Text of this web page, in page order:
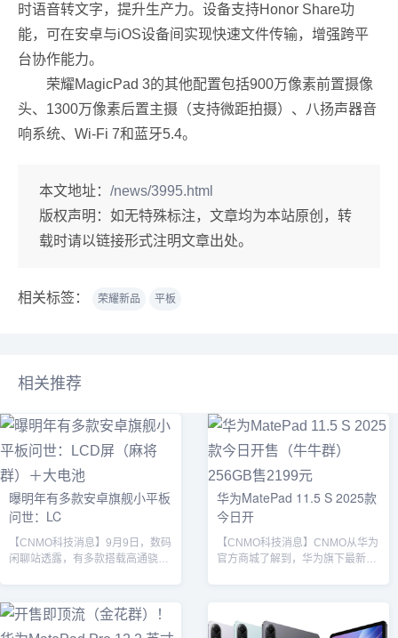
时语音转文字，提升生产力。设备支持Honor Share功
能，可在安卓与iOS设备间实现快速文件传输，增强跨平
台协作能力。
荣耀MagicPad 3的其他配置包括900万像素前置摄像
头、1300万像素后置主摄（支持微距拍摄）、八扬声器音
响系统、Wi-Fi 7和蓝牙5.4。
本文地址： /news/3995.html
版权声明： 如无特殊标注，文章均为本站原创，转
载时请以链接形式注明文章出处。
相关标签： 荣耀新品 平板
相关推荐
曝明年有多款安卓旗舰小平板
问世：LC
【CNMO科技消息】9月9日，数码
闲聊站透露，有多款搭载高通骁龙
证阶段，预计将于2025年上半年起
陆续发布。REDMI K Pad据透露，
华为MatePad 11.5 S 2025款
今日开
【CNMO科技消息】CNMO从华为
官方商城了解到，华为旗下最新款
个存储版本，8GB＋256GB Wi-Fi